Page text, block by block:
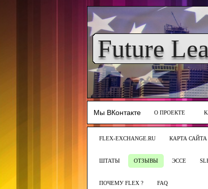
Future
Мы ВКонтакте О ПРОЕКТЕ
FLEX-EXCHANGE.RU КАРТА САЙТА
ШТАТЫ ОТЗЫВЫ ЭССЕ
ПОЧЕМУ FLEX ? FAQ